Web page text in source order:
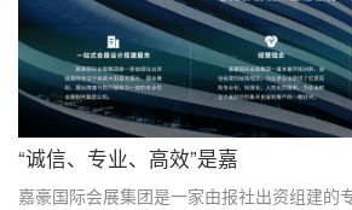
“诚信、专业、高效”是嘉
嘉豪国际会展集团是一家由报社出资组建的